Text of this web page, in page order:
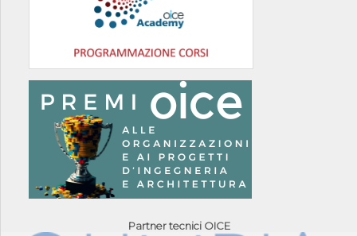
Partner tecnici OICE